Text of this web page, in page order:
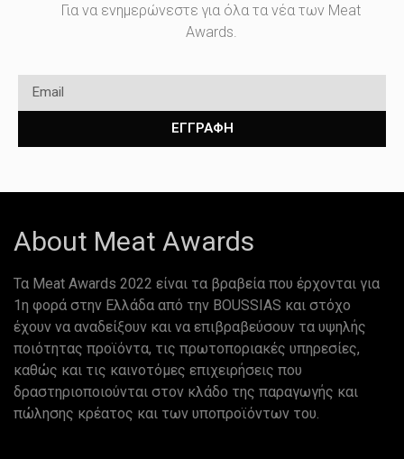
Για να ενημερώνεστε για όλα τα νέα των Meat
Awards.
ΕΓΓΡΑΦΗ
About Meat Awards
Τα Meat Awards 2022 είναι τα βραβεία που έρχονται για
1η φορά στην Ελλάδα από την BOUSSIAS και στόχο
έχουν να αναδείξουν και να επιβραβεύσουν τα υψηλής
ποιότητας προϊόντα, τις πρωτοποριακές υπηρεσίες,
καθώς και τις καινοτόμες επιχειρήσεις που
δραστηριοποιούνται στον κλάδο της παραγωγής και
πώλησης κρέατος και των υποπροϊόντων του.